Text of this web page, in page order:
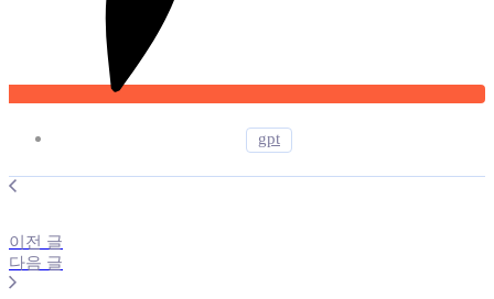
gpt
이전 글
다음 글